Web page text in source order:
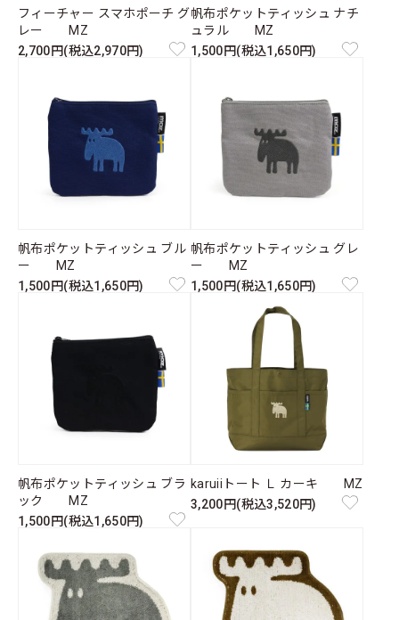
フィーチャー スマホポーチ グ
レー MZ
2,700円(税込2,970円)
帆布ポケットティッシュ ナチ
ュラル MZ
1,500円(税込1,650円)
帆布ポケットティッシュ ブル
ー MZ
1,500円(税込1,650円)
帆布ポケットティッシュ グレ
ー MZ
1,500円(税込1,650円)
帆布ポケットティッシュ ブラ
ック MZ
1,500円(税込1,650円)
karuiiトート Ｌ カーキ MZ
3,200円(税込3,520円)